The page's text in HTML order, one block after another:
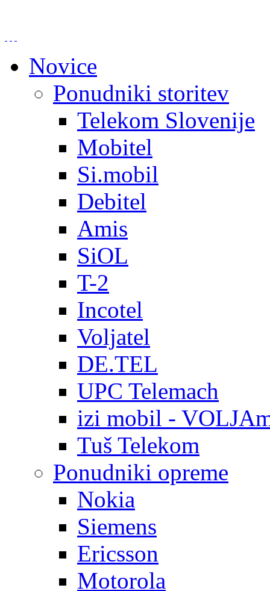
Novice
Ponudniki storitev
Telekom Slovenije
Mobitel
Si.mobil
Debitel
Amis
SiOL
T-2
Incotel
Voljatel
DE.TEL
UPC Telemach
izi mobil -
Tuš Telekom
Ponudniki opreme
Nokia
Siemens
Ericsson
Motorola